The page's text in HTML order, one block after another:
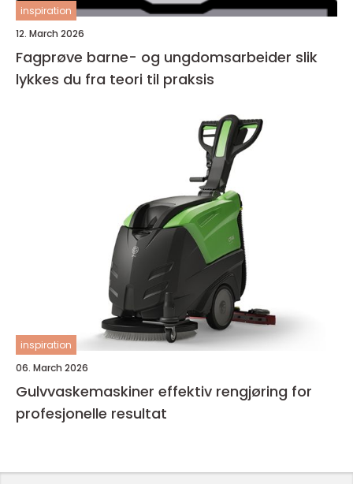
inspiration
12. March 2026
Fagprøve barne- og ungdomsarbeider slik
lykkes du fra teori til praksis
inspiration
06. March 2026
Gulvvaskemaskiner effektiv rengjøring for
profesjonelle resultat